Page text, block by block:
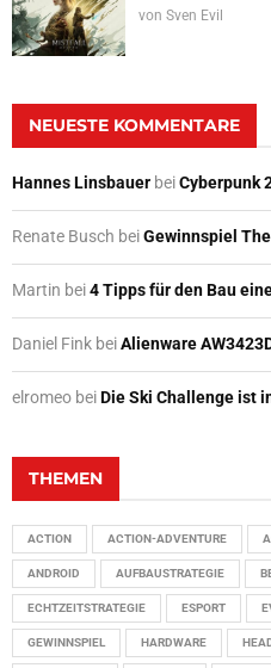
von Sven Evil
NEUESTE KOMMENTARE
Hannes Linsbauer beiCyberpunk
Renate Busch beiGewinnspiel
Martin bei4 Tipps für den Bau
Daniel Fink beiAlienware
elromeo beiDie Ski Challenge ist
THEMEN
ACTION ACTION-ADVENTURE
ANDROID AUFBAUSTRATEGIE
ECHTZEITSTRATEGIE ESPORT
GEWINNSPIEL HARDWARE